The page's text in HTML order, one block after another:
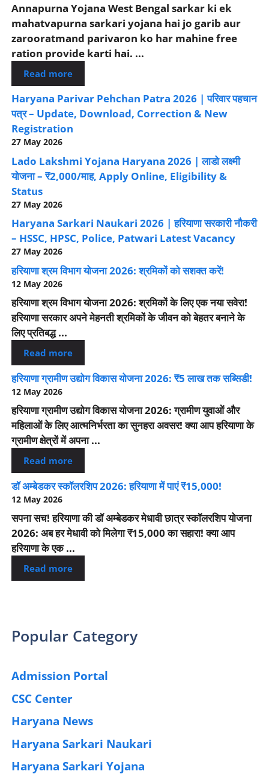
Annapurna Yojana West Bengal sarkar ki ek
mahatvapurna sarkari yojana hai jo garib aur
zarooratmand parivaron ko har mahine free
ration provide karti hai. ...
Read more
Haryana Parivar Pehchan Patra 2026 | परिवार पहचान
पत्र – Update, Download, Correction & New
Registration
27 May 2026
Lado Lakshmi Yojana Haryana 2026 | लाडो लक्ष्मी
योजना – ₹2,000/माह, Apply Online, Eligibility &
Status
27 May 2026
Haryana Sarkari Naukari 2026 | हरियाणा सरकारी नौकरी
– HSSC, HPSC, Police, Patwari Latest Vacancy
27 May 2026
हरियाणा श्रम विभाग योजना 2026: श्रमिकों को सशक्त करें!
12 May 2026
हरियाणा श्रम विभाग योजना 2026: श्रमिकों के लिए एक नया सवेरा!
हरियाणा सरकार अपने मेहनती श्रमिकों के जीवन को बेहतर बनाने के
लिए प्रतिबद्ध ...
Read more
हरियाणा ग्रामीण उद्योग विकास योजना 2026: ₹5 लाख तक सब्सिडी!
12 May 2026
हरियाणा ग्रामीण उद्योग विकास योजना 2026: ग्रामीण युवाओं और
महिलाओं के लिए आत्मनिर्भरता का सुनहरा अवसर! क्या आप हरियाणा के
ग्रामीण क्षेत्रों में अपना ...
Read more
डॉ अम्बेडकर स्कॉलरशिप 2026: हरियाणा में पाएं ₹15,000!
12 May 2026
सपना सच! हरियाणा की डॉ अम्बेडकर मेधावी छात्र स्कॉलरशिप योजना
2026: अब हर मेधावी को मिलेगा ₹15,000 का सहारा! क्या आप
हरियाणा के एक ...
Read more
Popular Category
Admission Portal
CSC Center
Haryana News
Haryana Sarkari Naukari
Haryana Sarkari Yojana